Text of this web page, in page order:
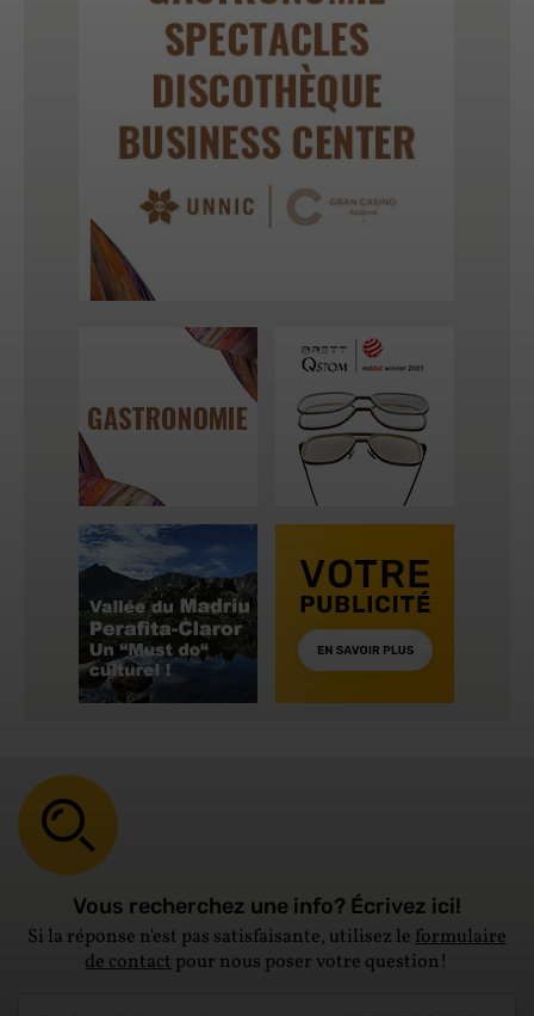
Vous recherchez une info? Écrivez ici!
Si la réponse n'est pas satisfaisante, utilisez leformulaire
de contactpour nous poser votre question!